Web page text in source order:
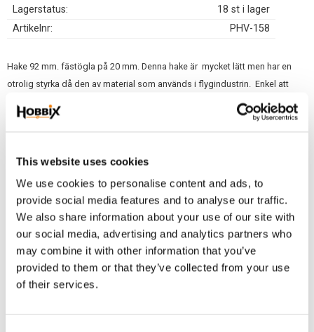
This website uses cookies
We use cookies to personalise content and ads, to
provide social media features and to analyse our traffic.
We also share information about your use of our site with
our social media, advertising and analytics partners who
may combine it with other information that you’ve
provided to them or that they’ve collected from your use
of their services.
Lagerstatus
18 st i lager
Artikelnr
PHV-158
Hake 92 mm. fästögla på 20 mm. Denna hake är mycket lätt men har en
otrolig styrka då den av material som används i flygindustrin. Enkel att
öppna med en hand. Passar inom många områden, häst, väskor, marin,
m.m. Ska inte användas för säkerhet vid klättring. 92/20 mm. Aluminium
Relaterade produkter